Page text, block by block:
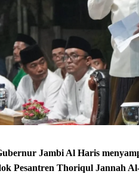
Jambi Al Haris
Pesantren Thoriqul Jannah